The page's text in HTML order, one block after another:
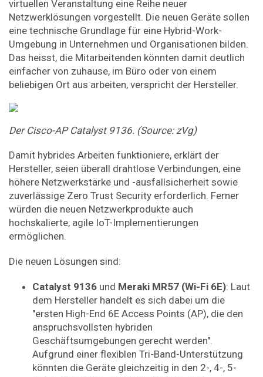
virtuellen Veranstaltung eine Reihe neuer
Netzwerklösungen vorgestellt. Die neuen Geräte sollen
eine technische Grundlage für eine Hybrid-Work-
Umgebung in Unternehmen und Organisationen bilden.
Das heisst, die Mitarbeitenden könnten damit deutlich
einfacher von zuhause, im Büro oder von einem
beliebigen Ort aus arbeiten, verspricht der Hersteller.
Der Cisco-AP Catalyst 9136. (Source: zVg)
Damit hybrides Arbeiten funktioniere, erklärt der
Hersteller, seien überall drahtlose Verbindungen, eine
höhere Netzwerkstärke und -ausfallsicherheit sowie
zuverlässige Zero Trust Security erforderlich. Ferner
würden die neuen Netzwerkprodukte auch
hochskalierte, agile IoT-Implementierungen
ermöglichen.
Die neuen Lösungen sind:
Catalyst 9136 und Meraki MR57 (Wi-Fi 6E): Laut
dem Hersteller handelt es sich dabei um die
"ersten High-End 6E Access Points (AP), die den
anspruchsvollsten hybriden
Geschäftsumgebungen gerecht werden".
Aufgrund einer flexiblen Tri-Band-Unterstützung
könnten die Geräte gleichzeitig in den 2-, 4-, 5-